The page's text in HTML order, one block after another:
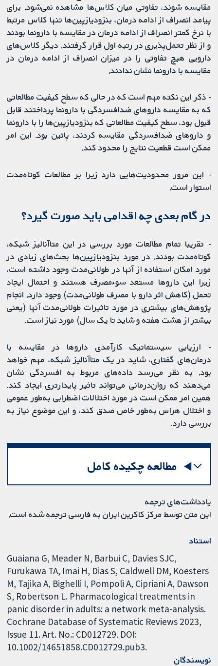
مقایسه شوند، تفاوتی میان کلاس‌ها مشاهده نمی‌شود. برای
پیامد انصراف از ادامه درمان، بنزودیازپین‌ها تنها کلاس مرتبط
با نرخ کمتر انصراف از ادامه درمان در مقایسه با دارونما بودند
و از نظر تحمل‌پذیری در رتبه اول قرار گرفتند. دیگر کلاس‌های
دارویی هیچ تفاوتی را در میزان انصراف از ادامه درمان در
مقایسه با دارونما نشان ندادند.
- ذکر این نکته مهم است که در حالی که سطح کیفیت مطالعاتی
که به مقایسه داروهای ضدافسردگی با دارونما پرداختند قابل
قبول بود، سطح کیفیت مطالعاتی که بنزودیازپین‌ها را با دارونما
و داروهای ضدافسردگی مقایسه کردند، پائین بود. این امر
ممکن است قطعیت نتایج را محدود کند.
- این مرور محدودیت‌هایی دارد زیرا بر مطالعات کوتاه‌‌مدت
استوار است.
در گام بعدی چه اقدامی باید صورت گیرد؟
- تقریبا تمام مطالعات مورد بررسی در این متاآنالیز شبکه،
کوتاه‌مدت بودند. در مورد بنزودیازپین‌ها بحث‌های زیادی در
مورد امکان استفاده از آنها در طولانی‌مدت وجود داشته است،
زیرا این داروها مستعد سوء‌مصرف هستند و احتمال ایجاد
تحمل (کاهش اثر دارو با مصرف طولانی‌مدت) وجود دارد. انجام
پژوهش‌های بیشتری در مورد تاثیرات طولانی‌مدت آنها (یعنی
بیشتر از هشت هفته و شاید تا یک سال) مورد نیاز است.
- ارزیابی سیستماتیک کارآمدی داروها در مقایسه با
درمان‌های گفتاری، شاید در یک متاآنالیز شبکه، مهم خواهد
بود. به نظر می‌رسد داده‌های مربوط به افسردگی نشان
می‌دهند که روان‌درمانی می‌تواند تاثیر پایدارتری ایجاد کند.
همین امر ممکن است در مورد اختلالات اضطرابی به‌طور عمومی
و اختلال هراس به‌طور خاص صدق کند، و این موضوع نیاز به
بررسی دارد.
مطالعه چکیده کامل
یادداشت‌های ترجمه
این متن توسط مرکز کاکرین ایران به فارسی ترجمه شده است.
استناد
Guaiana G, Meader N, Barbui C, Davies SJC,
Furukawa TA, Imai H, Dias S, Caldwell DM, Koesters
M, Tajika A, Bighelli I, Pompoli A, Cipriani A, Dawson
S, Robertson L. Pharmacological treatments in
panic disorder in adults: a network meta-analysis.
Cochrane Database of Systematic Reviews 2023,
Issue 11. Art. No.: CD012729. DOI:
10.1002/14651858.CD012729.pub3.
نویسندگان